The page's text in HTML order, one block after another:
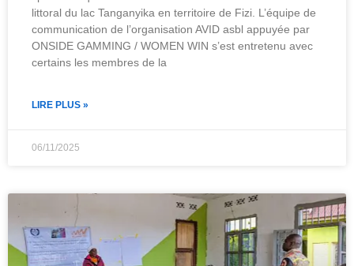
littoral du lac Tanganyika en territoire de Fizi. L’équipe de
communication de l’organisation AVID asbl appuyée par
ONSIDE GAMMING / WOMEN WIN s’est entretenu avec
certains les membres de la
LIRE PLUS »
06/11/2025